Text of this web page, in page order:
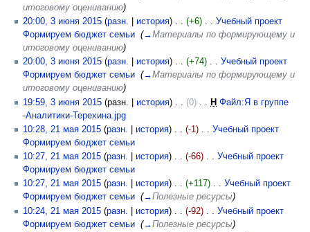
итоговому оцениванию)
20:00, 3 июня 2015 (разн. история) (+6)
Учебный проект
Формируем бюджет семьи (→Материалы по формирующему и
итоговому оцениванию)
20:00, 3 июня 2015 (разн. история) (+74)
Учебный проект
Формируем бюджет семьи (→Материалы по формирующему и
итоговому оцениванию)
19:59, 3 июня 2015 (разн. | история) (0) Н Файл:Я в группе
-Аналитики-Терехина.jpg
10:28, 21 мая 2015 (разн. история) (-1)
Учебный проект
Формируем бюджет семьи
10:27, 21 мая 2015 (разн. история) (-66)
Учебный проект
Формируем бюджет семьи
10:27, 21 мая 2015 (разн. история) (+117)
Учебный проект
Формируем бюджет семьи (→Полезные ресурсы)
10:24, 21 мая 2015 (разн. история) (-92)
Учебный проект
Формируем бюджет семьи (→Полезные ресурсы)